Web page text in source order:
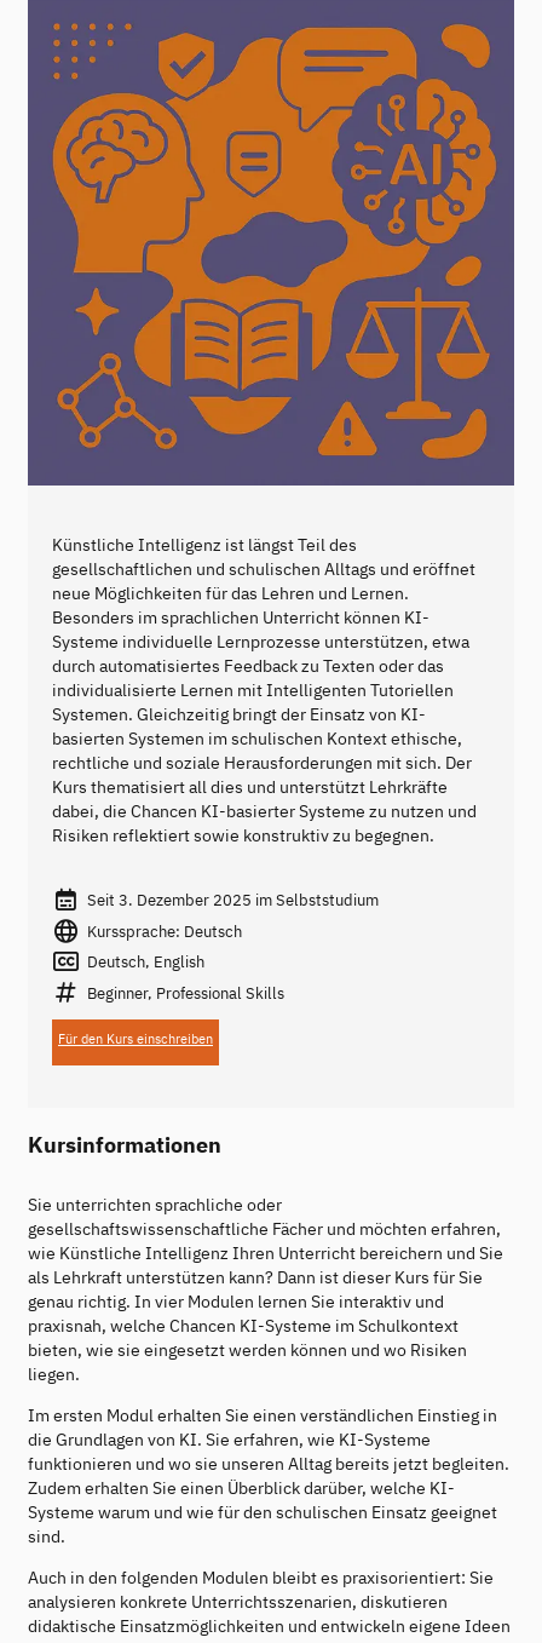
Künstliche Intelligenz ist längst Teil des
gesellschaftlichen und schulischen Alltags und eröffnet
neue Möglichkeiten für das Lehren und Lernen.
Besonders im sprachlichen Unterricht können KI-
Systeme individuelle Lernprozesse unterstützen, etwa
durch automatisiertes Feedback zu Texten oder das
individualisierte Lernen mit Intelligenten Tutoriellen
Systemen. Gleichzeitig bringt der Einsatz von KI-
basierten Systemen im schulischen Kontext ethische,
rechtliche und soziale Herausforderungen mit sich. Der
Kurs thematisiert all dies und unterstützt Lehrkräfte
dabei, die Chancen KI-basierter Systeme zu nutzen und
Risiken reflektiert sowie konstruktiv zu begegnen.
Seit 3. Dezember 2025 im Selbststudium
Kurssprache: Deutsch
Deutsch, English
Beginner, Professional Skills
Für den Kurs einschreiben
Kursinformationen
Sie unterrichten sprachliche oder
gesellschaftswissenschaftliche Fächer und möchten erfahren,
wie Künstliche Intelligenz Ihren Unterricht bereichern und Sie
als Lehrkraft unterstützen kann? Dann ist dieser Kurs für Sie
genau richtig. In vier Modulen lernen Sie interaktiv und
praxisnah, welche Chancen KI-Systeme im Schulkontext
bieten, wie sie eingesetzt werden können und wo Risiken
liegen.
Im ersten Modul erhalten Sie einen verständlichen Einstieg in
die Grundlagen von KI. Sie erfahren, wie KI-Systeme
funktionieren und wo sie unseren Alltag bereits jetzt begleiten.
Zudem erhalten Sie einen Überblick darüber, welche KI-
Systeme warum und wie für den schulischen Einsatz geeignet
sind.
Auch in den folgenden Modulen bleibt es praxisorientiert: Sie
analysieren konkrete Unterrichtsszenarien, diskutieren
didaktische Einsatzmöglichkeiten und entwickeln eigene Ideen